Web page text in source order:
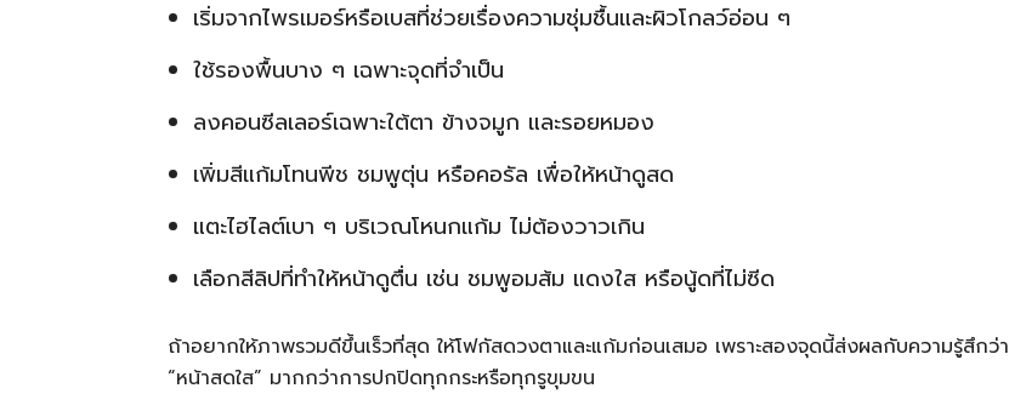
เริ่มจากไพรเมอร์หรือเบสที่ช่วยเรื่องความชุ่มชื้นและผิวโกลว์อ่อน ๆ
ใช้รองพื้นบาง ๆ เฉพาะจุดที่จำเป็น
ลงคอนซีลเลอร์เฉพาะใต้ตา ข้างจมูก และรอยหมอง
เพิ่มสีแก้มโทนพีช ชมพูตุ่น หรือคอรัล เพื่อให้หน้าดูสด
แตะไฮไลต์เบา ๆ บริเวณโหนกแก้ม ไม่ต้องวาวเกิน
เลือกสีลิปที่ทำให้หน้าดูตื่น เช่น ชมพูอมส้ม แดงใส หรือนู้ดที่ไม่ซีด
ถ้าอยากให้ภาพรวมดีขึ้นเร็วที่สุด ให้โฟกัสดวงตาและแก้มก่อนเสมอ เพราะสองจุดนี้ส่งผลกับความรู้สึกว่า
“หน้าสดใส” มากกว่าการปกปิดทุกกระหรือทุกรูขุมขน